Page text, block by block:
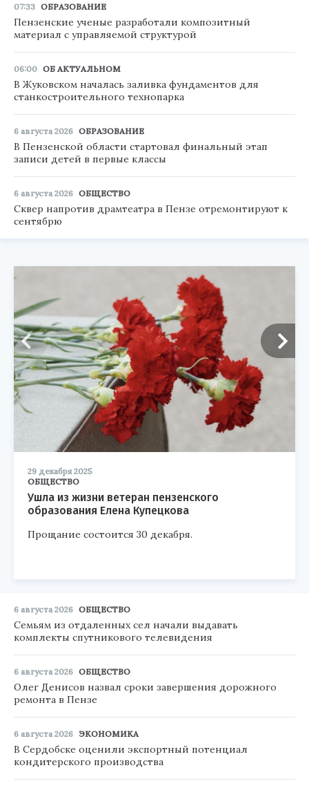
07:33 ОБРАЗОВАНИЕ
Пензенские ученые разработали композитный
материал с управляемой структурой
06:00 ОБ АКТУАЛЬНОМ
В Жуковском началась заливка фундаментов для
станкостроительного технопарка
6 августа 2026 ОБРАЗОВАНИЕ
В Пензенской области стартовал финальный этап
записи детей в первые классы
6 августа 2026 ОБЩЕСТВО
Сквер напротив драмтеатра в Пензе отремонтируют к
сентябрю
29 декабря 2025
ОБЩЕСТВО
Ушла из жизни ветеран пензенского
образования Елена Купецкова
Прощание состоится 30 декабря.
6 августа 2026 ОБЩЕСТВО
Семьям из отдаленных сел начали выдавать
комплекты спутникового телевидения
6 августа 2026 ОБЩЕСТВО
Олег Денисов назвал сроки завершения дорожного
ремонта в Пензе
6 августа 2026 ЭКОНОМИКА
В Сердобске оценили экспортный потенциал
кондитерского производства